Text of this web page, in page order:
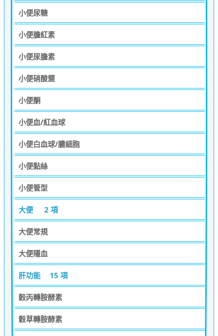
小便尿糖
小便膽紅素
小便尿膽素
小便硝酸盬
小便酮
小便血/紅血球
小便白血球/膿細胞
小便黏絲
小便管型
大便 2 項
大便常規
大便隱血
肝功能 15 項
穀丙轉胺酵素
穀草轉胺酵素